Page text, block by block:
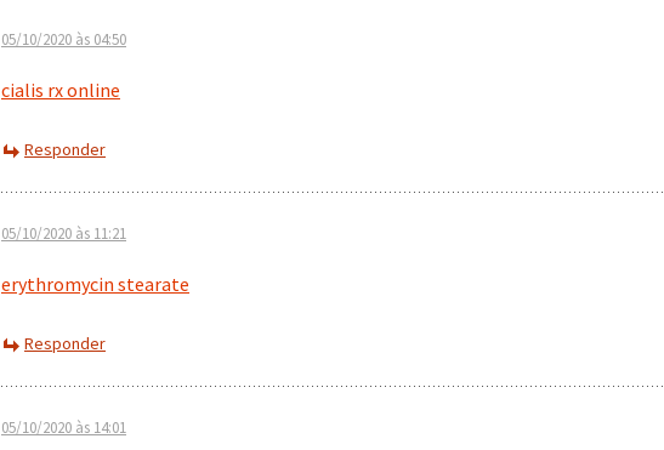
05/10/2020 às 04:50
cialis rx online
Responder
05/10/2020 às 11:21
erythromycin stearate
Responder
05/10/2020 às 14:01